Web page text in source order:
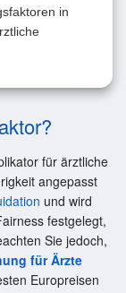
in
für ärztliche
angepasst
und wird
festgelegt,
Sie jedoch,
für Ärzte
Europreisen